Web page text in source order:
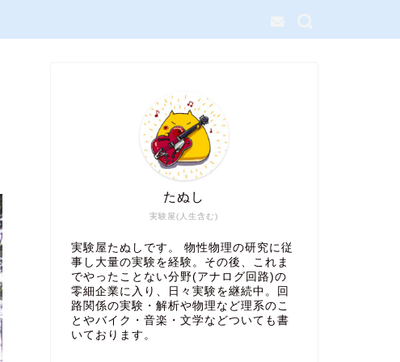
実験屋(人生含む)
たぬし
実験屋たぬしです。 物性物理の研究に従
事し大量の実験を経験。その後、これま
でやったことない分野(アナログ回路)の
零細企業に入り、日々実験を継続中。回
路関係の実験・解析や物理など理系のこ
とやバイク・音楽・文学などついても書
いております。